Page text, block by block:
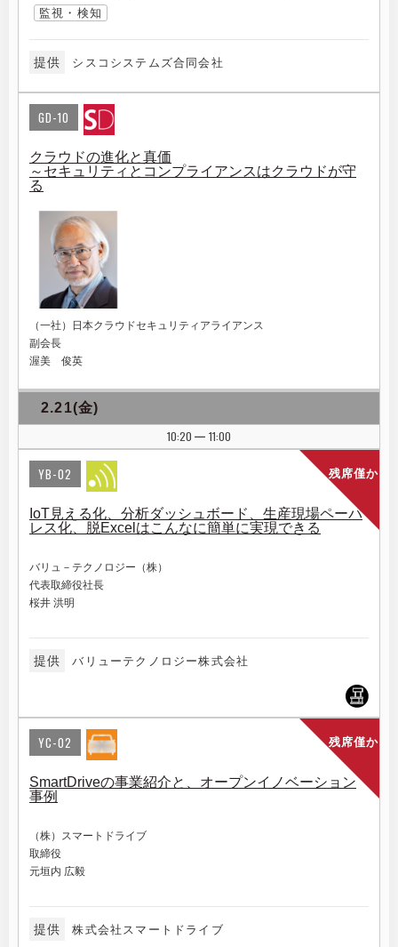
監視・検知
提供 シスコシステムズ合同会社
GD-10
クラウドの進化と真価
～セキュリティとコンプライアンスはクラウドが守
る
（一社）日本クラウドセキュリティアライアンス
副会長
渥美 俊英
2.21(金)
10:20
| 11:00
残席僅か
YB-02
IoT見える化、分析ダッシュボード、生産現場ペーパ
レス化、脱Excelはこんなに簡単に実現できる
バリュ－テクノロジー（株）
代表取締役社長
桜井 洪明
提供 バリューテクノロジー株式会社
残席僅か
YC-02
SmartDriveの事業紹介と、オープンイノベーション
事例
（株）スマートドライブ
取締役
元垣内 広毅
提供 株式会社スマートドライブ